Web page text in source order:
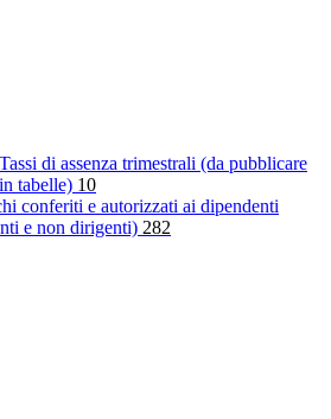
Tassi di assenza trimestrali (da pubblicare
in tabelle) 10
conferiti e autorizzati ai dipendenti
e non dirigenti) 282